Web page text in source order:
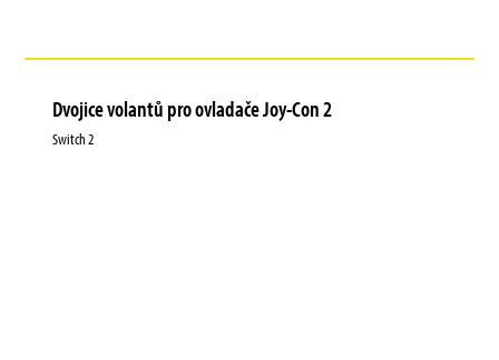
Dvojice volantů pro ovladače Joy-Con 2
Switch 2